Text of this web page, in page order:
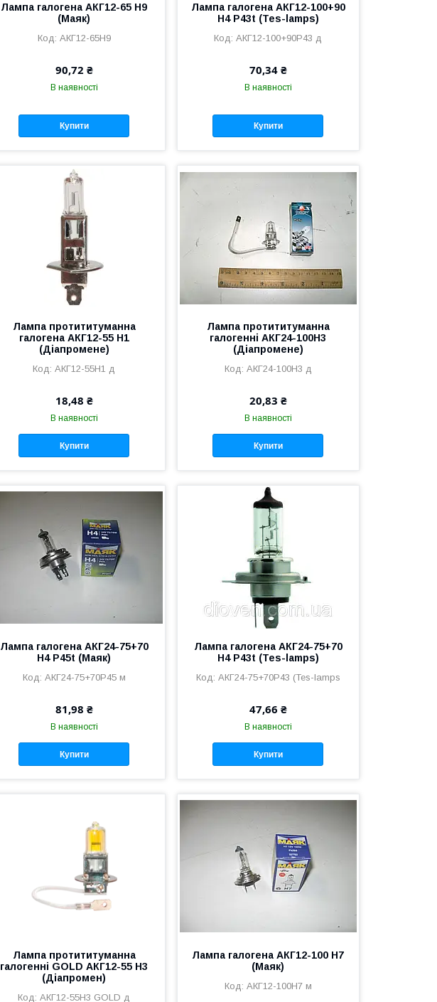
Лампа галогена АКГ12-65 Н9
(Маяк)
АКГ12-65Н9
90,72 ₴
В наявності
Купити
Лампа галогена АКГ12-100+90
Н4 Р43t (Tes-lamps)
АКГ12-100+90Р43 д
70,34 ₴
В наявності
Купити
Лампа протититуманна
галогена АКГ12-55 Н1
(Діапромене)
АКГ12-55Н1 д
18,48 ₴
В наявності
Купити
Лампа протититуманна
галогенні АКГ24-100Н3
(Діапромене)
АКГ24-100Н3 д
20,83 ₴
В наявності
Купити
Лампа галогена АКГ24-75+70
Н4 Р45t (Маяк)
АКГ24-75+70Р45 м
81,98 ₴
В наявності
Купити
Лампа галогена АКГ24-75+70
Н4 Р43t (Tes-lamps)
АКГ24-75+70Р43 (Tes-lamps
47,66 ₴
В наявності
Купити
Лампа протититуманна
галогенні GOLD АКГ12-55 Н3
(Діапромен)
АКГ12-55Н3 GOLD д
Лампа галогена АКГ12-100 Н7
(Маяк)
АКГ12-100Н7 м